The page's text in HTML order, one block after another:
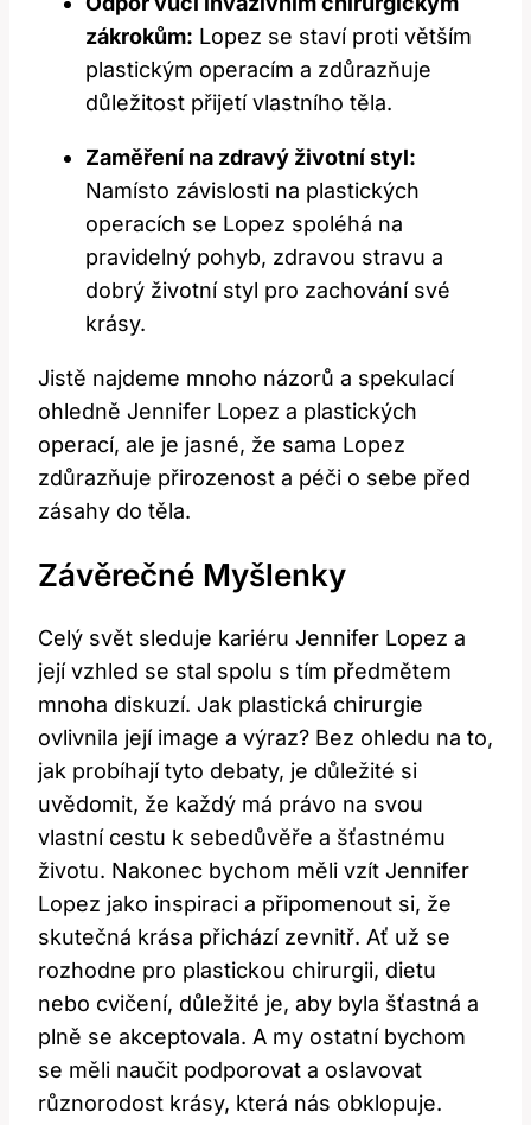
zákrokům: Lopez se staví proti větším
plastickým operacím a zdůrazňuje
důležitost přijetí vlastního těla.
Zaměření na zdravý životní styl:
Namísto závislosti na plastických
operacích se Lopez spoléhá na
pravidelný pohyb, zdravou stravu a
dobrý životní styl pro zachování své
krásy.
Jistě najdeme mnoho názorů a spekulací
ohledně Jennifer Lopez a plastických
operací, ale je jasné, že sama Lopez
zdůrazňuje přirozenost a péči o sebe před
zásahy do těla.
Závěrečné Myšlenky
Celý svět sleduje kariéru Jennifer Lopez a
její vzhled se stal spolu s tím předmětem
mnoha diskuzí. Jak plastická chirurgie
ovlivnila její image a výraz? Bez ohledu na to,
jak probíhají tyto debaty, je důležité si
uvědomit, že každý má právo na svou
vlastní cestu k sebedůvěře a šťastnému
životu. Nakonec bychom měli vzít Jennifer
Lopez jako inspiraci a připomenout si, že
skutečná krása přichází zevnitř. Ať už se
rozhodne pro plastickou chirurgii, dietu
nebo cvičení, důležité je, aby byla šťastná a
plně se akceptovala. A my ostatní bychom
se měli naučit podporovat a oslavovat
různorodost krásy, která nás obklopuje.